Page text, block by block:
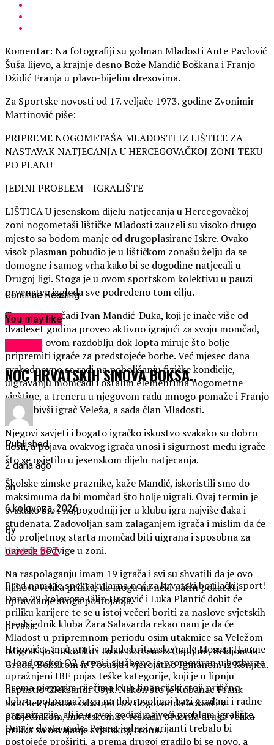
Komentar: Na fotografiji su golman Mladosti Ante Pavlović
Šuša lijevo, a krajnje desno Bože Mandić Boškana i Franjo
Džidić Franja u plavo-bijelim dresovima.
Za Sportske novosti od 17. veljače 1973. godine Zvonimir
Martinović piše:
PRIPREME NOGOMETAŠA MLADOSTI IZ LIŠTICE ZA
NASTAVAK NATJECANJA U HERCEGOVAČKOJ ZONI TEKU
PO PLANU
JEDINI PROBLEM – IGRALIŠTE
LIŠTICA U jesenskom dijelu natjecanja u Hercegovačkoj
zoni nogometaši lištičke Mladosti zauzeli su visoko drugo
mjesto sa bodom manje od drugoplasirane Iskre. Ovako
visok plasman pobudio je u lištičkom zonašu želju da se
domogne i samog vrha kako bi se dogodine natjecali u
Drugoj ligi. Stoga je u ovom sportskom kolektivu u pauzi
prvenstva izgleda sve podređeno tom cilju.
Trener momčadi Ivan Mandić-Duka, koji je inače više od
dvadeset godina proveo aktivno igrajući za svoju momčad,
nastoji u ovom razdoblju dok lopta miruje što bolje
pripremiti igrače za predstojeće borbe. Već mjesec dana
svakodnevno se radi na poboljšanju fizičke kondicije,
uigravanju momčadi i ostalim elementima nogometne
vještine, a treneru u njegovom radu mnogo pomaže i Franjo
Džidić bivši igrač Veleža, a sada član Mladosti.
Njegovi savjeti i bogato igračko iskustvo svakako su dobro
došli, a pojava ovakvog igrača unosi i sigurnost među igrače
što se osjetilo u jesenskom dijelu natjecanja.
Školske zimske praznike, kaže Mandić, iskoristili smo do
maksimuma da bi momčad što bolje uigrali. Ovaj termin je
svakako bio i najpogodniji jer u klubu igra najviše đaka i
studenata. Zadovoljan sam zalaganjem igrača i mislim da će
do proljetnog starta momčad biti uigrana i sposobna za
najveće podvige u zoni.
Na raspolaganju imam 19 igrača i svi su shvatili da je ovo
njihova velika prilika, da mogu na neki način pokazati
opravdanje svoga postojanja.
Predsjednik kluba Žara Salavarda rekao nam je da će
Mladost u pripremnom periodu osim utakmice sa Veležom
odigrati još nekoliko i to sa Borcem iz Čapljine, Bekijom iz
Gruda, Boksitom iz Posušja i vjerojatno Igmanom iz Konjica.
Prema njegovim riječima klub financijski stoji prilično
dobro, potpomažu ga na dobrovoljnoj bazi građani i radne
organizacije, ali je u ovoj godini najveći problem igralište.
Ono je dosta malo. Prema jednoj varijanti trebalo bi
postojeće proširiti, a prema drugoj gradilo bi se novo, a
Continue Reading
You may like
NOC HRVATSKIH SINOVA BOKSA..
Published
2 dana ago
on
6 kolovoza, 2026
By
Urednik BPZ
Pred nama je spektakularna noć za hrvatski borilački sport!
Dana 29. kolovoza Filip Hrgović i Luka Plantić dobit će
priliku karijere te se u istoj večeri boriti za naslove svjetskih
prvaka.
​Hrgovićev meč protiv mlade britanske nade Mosesa Itaume
u londonskoj O2 Areni i službeno je promoviran u borbu za
upražnjeni IBF pojas teške kategorije, koji je u lipnju
napustio Oleksandr Usyk. Nakon što je Kubanac Frank
Sanchez pristao odstupiti uz dogovor da boksati s
pobjednikom, hrvatskom se teškašu otvorila druga velika
prilika za osvajanje svjetskog trona.